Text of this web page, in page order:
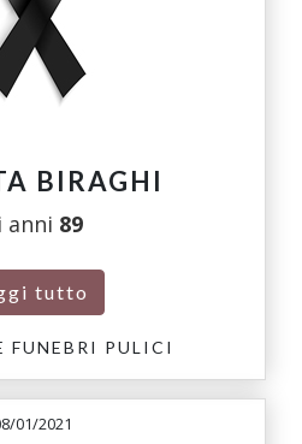
BIRAGHI
anni 89
tutto
FUNEBRI PULICI
01/2021